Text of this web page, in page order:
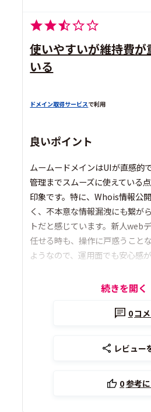
使いやすいが維持費が
いる
ドメイン取得サービスで利用
良いポイント
ムームードメインはUIが直感的
管理までスムーズに使えている
印象です。特に、Whois情報公
く、不本意な情報漏洩にも繋が
トだと感じています。新人web
任せる時も、操作に戸惑うこと
ようなので、運用面でも安心感が
続きを開く
0コ
レビュー
0参考